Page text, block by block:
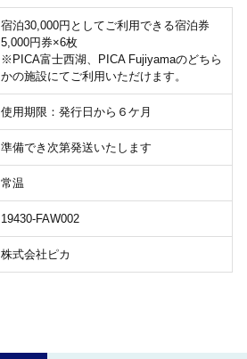
宿泊30,000円としてご利用できる宿泊券
5,000円券×6枚
※PICA富士西湖、PICA Fujiyamaのどちら
かの施設にてご利用いただけます。
使用期限：発行日から６ケ月
準備でき次第発送いたします
常温
19430-FAW002
株式会社ピカ